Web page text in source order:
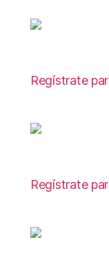
Regístrate
Regístrate